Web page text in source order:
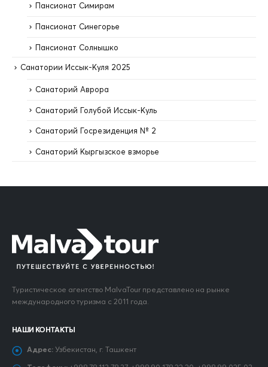
Пансионат Симирам
Пансионат Синегорье
Пансионат Солнышко
Санатории Иссык-Куля 2025
Санаторий Аврора
Санаторий Голубой Иссык-Куль
Санаторий Госрезиденция № 2
Санаторий Кыргызское взморье
Туристическое агентство MalvaTour представлено на рынке
международного туризма с 2011 года.
НАШИ КОНТАКТЫ
Адрес: Узбекистан, г. Ташкент